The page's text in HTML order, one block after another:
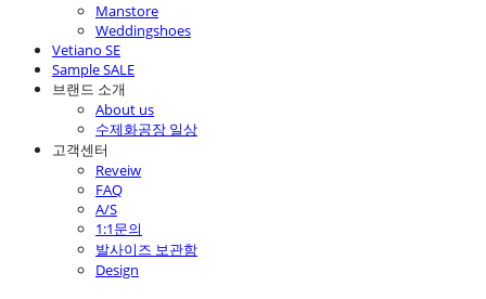
Manstore
Weddingshoes
Vetiano SE
Sample SALE
브랜드 소개
About us
수제화공장 일상
고객센터
Reveiw
FAQ
A/S
1:1문의
발사이즈 보관함
Design